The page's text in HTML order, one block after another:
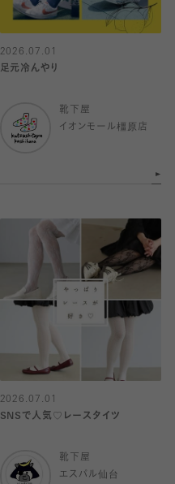
2026.07.01
足元冷んやり
靴下屋
イオンモール橿原店
2026.07.01
SNSで人気♡レースタイツ
靴下屋
エスパル仙台